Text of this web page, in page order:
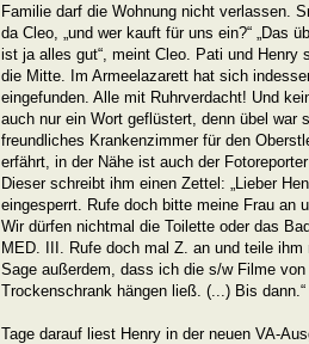
Familie darf die Wohnung nicht verlassen.
da Cleo, „und wer kauft für uns ein?“ „Das
ist ja alles gut“, meint Cleo. Pati und Henry
die Mitte. Im Armeelazarett hat sich
eingefunden. Alle mit Ruhrverdacht! Und
auch nur ein Wort geflüstert, denn übel war
freundliches Krankenzimmer für den
erfährt, in der Nähe ist auch der
Dieser schreibt ihm einen Zettel: „Lieber
eingesperrt. Rufe doch bitte meine Frau an
Wir dürfen nichtmal die Toilette oder das
MED. III. Rufe doch mal Z. an und teile
Sage außerdem, dass ich die s/w Filme
Trockenschrank hängen ließ. (...) Bis dann.“
Tage darauf liest Henry in der neuen VA-